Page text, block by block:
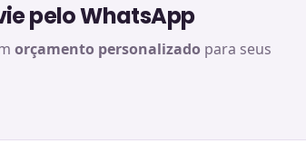
pelo WhatsApp
orçamento personalizado para seus